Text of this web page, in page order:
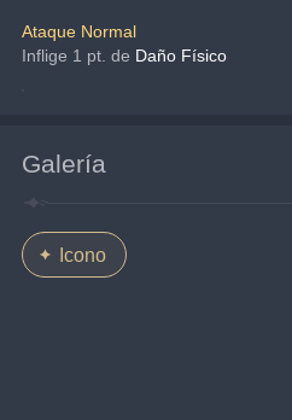
Ataque Normal
Inflige 1 pt. de Daño Físico
Galería
Icono